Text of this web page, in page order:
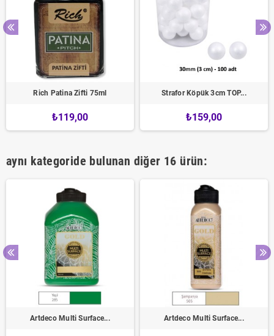
Rich Patina Zifti 75ml
₺119,00
Strafor Köpük 3cm TOP...
₺159,00
aynı kategoride bulunan diğer 16 ürün:
Artdeco Multi Surface... Artdeco Multi Surface...